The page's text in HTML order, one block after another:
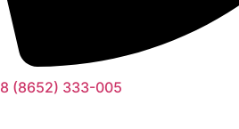
8 (8652) 333-005